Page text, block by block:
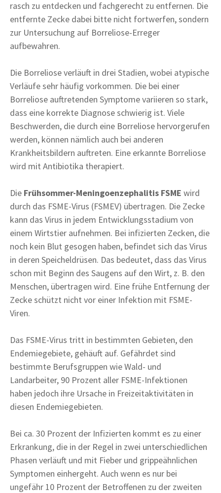
rasch zu entdecken und fachgerecht zu entfernen. Die
entfernte Zecke dabei bitte nicht fortwerfen, sondern
zur Untersuchung auf Borreliose-Erreger
aufbewahren.
Die Borreliose verläuft in drei Stadien, wobei atypische
Verläufe sehr häufig vorkommen. Die bei einer
Borreliose auftretenden Symptome variieren so stark,
dass eine korrekte Diagnose schwierig ist. Viele
Beschwerden, die durch eine Borreliose hervorgerufen
werden, können nämlich auch bei anderen
Krankheitsbildern auftreten. Eine erkannte Borreliose
wird mit Antibiotika therapiert.
Die Frühsommer-Meningoenzephalitis FSME wird
durch das FSME-Virus (FSMEV) übertragen. Die Zecke
kann das Virus in jedem Entwicklungsstadium von
einem Wirtstier aufnehmen. Bei infizierten Zecken, die
noch kein Blut gesogen haben, befindet sich das Virus
in deren Speicheldrüsen. Das bedeutet, dass das Virus
schon mit Beginn des Saugens auf den Wirt, z. B. den
Menschen, übertragen wird. Eine frühe Entfernung der
Zecke schützt nicht vor einer Infektion mit FSME-
Viren.
Das FSME-Virus tritt in bestimmten Gebieten, den
Endemiegebiete, gehäuft auf. Gefährdet sind
bestimmte Berufsgruppen wie Wald- und
Landarbeiter, 90 Prozent aller FSME-Infektionen
haben jedoch ihre Ursache in Freizeitaktivitäten in
diesen Endemiegebieten.
Bei ca. 30 Prozent der Infizierten kommt es zu einer
Erkrankung, die in der Regel in zwei unterschiedlichen
Phasen verläuft und mit Fieber und grippeähnlichen
Symptomen einhergeht. Auch wenn es nur bei
ungefähr 10 Prozent der Betroffenen zu der zweiten